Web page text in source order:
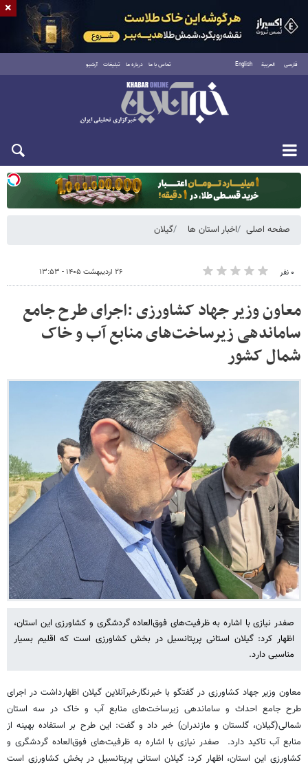
فارسی العربية English تماس با ما درباره ما تبلیغات آرشیو
یکشنبه ۱۸ مرداد ۱۴۰۵
صفحه اصلی اخبار استان ها گیلان
۰ نفر ۲۶ اردیبهشت ۱۴۰۵ - ۱۳:۵۳
معاون وزیر جهاد کشاورزی :اجرای طرح جامع
ساماندهی زیرساخت‌های منابع آب و خاک
شمال کشور
صفدر نیازی با اشاره به ظرفیت‌های فوق‌العاده گردشگری و کشاورزی این استان،
اظهار کرد: گیلان استانی پرپتانسیل در بخش کشاورزی است که اقلیم بسیار
مناسبی دارد.
معاون وزیر جهاد کشاورزی در گفتگو با خبرنگارخبرآنلاین گیلان اظهارداشت در اجرای
طرح جامع احداث و ساماندهی زیرساخت‌های منابع آب و خاک در سه استان
شمالی(گیلان، گلستان و مازندران) خبر داد و گفت: این طرح بر استفاده بهینه از
منابع آب تاکید دارد. صفدر نیازی با اشاره به ظرفیت‌های فوق‌العاده گردشگری و
کشاورزی این استان، اظهار کرد: گیلان استانی پرپتانسیل در بخش کشاورزی است
×